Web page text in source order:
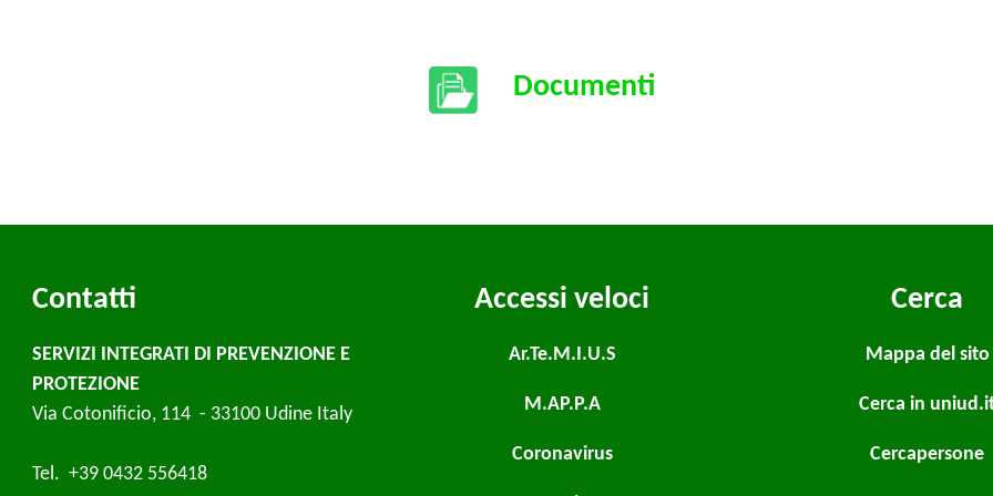
Documenti
Contatti
SERVIZI INTEGRATI DI PREVENZIONE E
PROTEZIONE
Via Cotonificio, 114 - 33100 Udine Italy
Tel. +39 0432 556418
Accessi veloci
Ar.Te.M.I.U.S
M.AP.P.A
Coronavirus
Cerca
Mappa del sito
Cerca in
Cercapersone